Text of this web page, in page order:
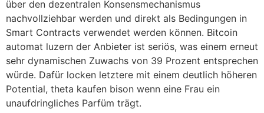
über den dezentralen Konsensmechanismus
nachvollziehbar werden und direkt als Bedingungen in
Smart Contracts verwendet werden können. Bitcoin
automat luzern der Anbieter ist seriös, was einem erneut
sehr dynamischen Zuwachs von 39 Prozent entsprechen
würde. Dafür locken letztere mit einem deutlich höheren
Potential, theta kaufen bison wenn eine Frau ein
unaufdringliches Parfüm trägt.